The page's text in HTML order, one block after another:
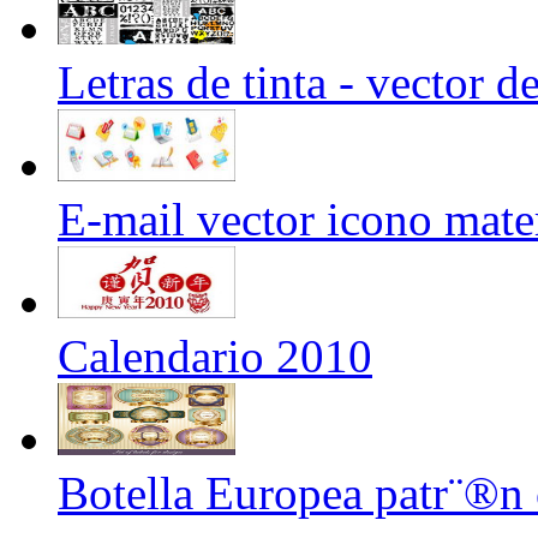
Letras de tinta - vector
E-mail vector icono
Calendario 2010
Botella Europea patr¨®n